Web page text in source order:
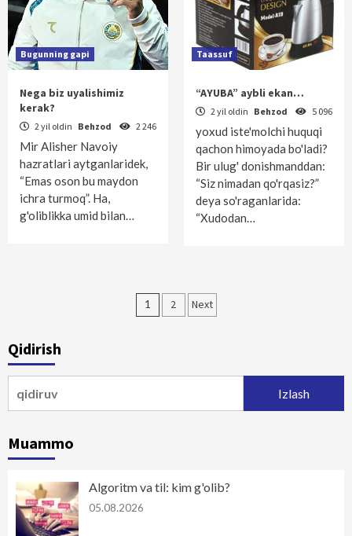
Bugunning gapi
Nega biz uyalishimiz
kerak?
2 yil oldin Behzod 2 246
Mir Alisher Navoiy
hazratlari aytganlaridek,
“Emas oson bu maydon
ichra turmoq”. Ha,
g'oliblikka umid bilan…
Taassuf
“AYUBA” aybli ekan…
2 yil oldin Behzod 5 096
yoxud iste'molchi huquqi
qachon himoyada bo'ladi?
Bir ulug' donishmanddan:
“Siz nimadan qo'rqasiz?”
deya so'raganlarida:
“Xudodan…
Maqolalar
1 2 Next
Qidirish
Muammo
Algoritm va til: kim g'olib?
05.08.2026